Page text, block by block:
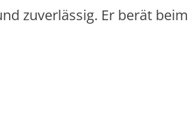
zuverlässig. Er berät beim